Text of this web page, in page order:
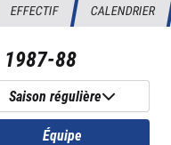
EFFECTIF CALENDRIER
1987-88
Saison régulière
Équipe